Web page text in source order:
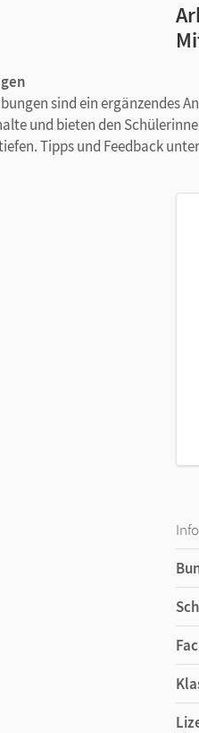
sind ein ergänzendes
und bieten den
Tipps und Feedback